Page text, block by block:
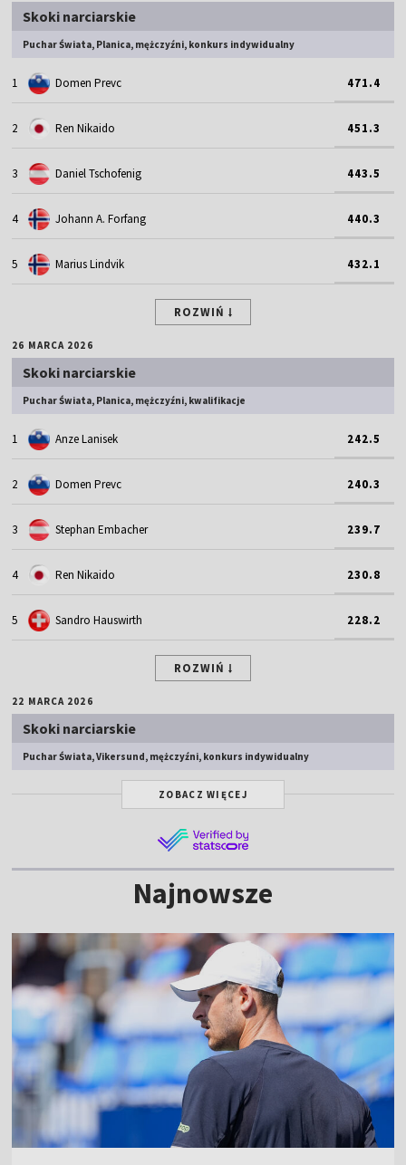
Skoki narciarskie
Puchar Świata, Planica, mężczyźni, konkurs indywidualny
1 Domen Prevc 471.4
2 Ren Nikaido 451.3
3 Daniel Tschofenig 443.5
4 Johann A. Forfang 440.3
5 Marius Lindvik 432.1
ROZWIŃ
26 MARCA 2026
Skoki narciarskie
Puchar Świata, Planica, mężczyźni, kwalifikacje
1 Anze Lanisek 242.5
2 Domen Prevc 240.3
3 Stephan Embacher 239.7
4 Ren Nikaido 230.8
5 Sandro Hauswirth 228.2
ROZWIŃ
22 MARCA 2026
Skoki narciarskie
Puchar Świata, Vikersund, mężczyźni, konkurs indywidualny
ZOBACZ WIĘCEJ
Najnowsze